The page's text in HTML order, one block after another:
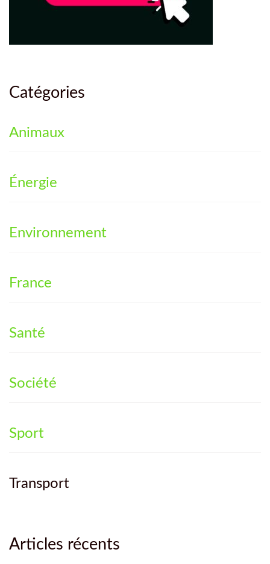
Catégories
Animaux
Énergie
Environnement
France
Santé
Société
Sport
Transport
Articles récents